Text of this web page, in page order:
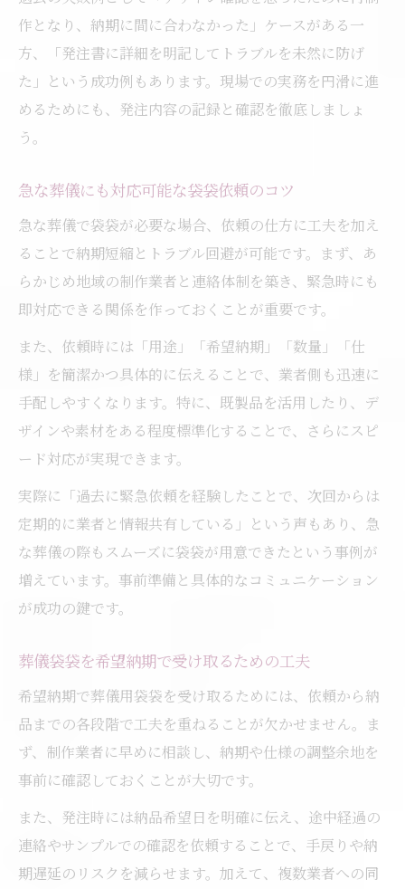
作となり、納期に間に合わなかった」ケースがある一
方、「発注書に詳細を明記してトラブルを未然に防げ
た」という成功例もあります。現場での実務を円滑に進
めるためにも、発注内容の記録と確認を徹底しましょ
う。
急な葬儀にも対応可能な袋袋依頼のコツ
急な葬儀で袋袋が必要な場合、依頼の仕方に工夫を加え
ることで納期短縮とトラブル回避が可能です。まず、あ
らかじめ地域の制作業者と連絡体制を築き、緊急時にも
即対応できる関係を作っておくことが重要です。
また、依頼時には「用途」「希望納期」「数量」「仕
様」を簡潔かつ具体的に伝えることで、業者側も迅速に
手配しやすくなります。特に、既製品を活用したり、デ
ザインや素材をある程度標準化することで、さらにスピ
ード対応が実現できます。
実際に「過去に緊急依頼を経験したことで、次回からは
定期的に業者と情報共有している」という声もあり、急
な葬儀の際もスムーズに袋袋が用意できたという事例が
増えています。事前準備と具体的なコミュニケーション
が成功の鍵です。
葬儀袋袋を希望納期で受け取るための工夫
希望納期で葬儀用袋袋を受け取るためには、依頼から納
品までの各段階で工夫を重ねることが欠かせません。ま
ず、制作業者に早めに相談し、納期や仕様の調整余地を
事前に確認しておくことが大切です。
また、発注時には納品希望日を明確に伝え、途中経過の
連絡やサンプルでの確認を依頼することで、手戻りや納
期遅延のリスクを減らせます。加えて、複数業者への同